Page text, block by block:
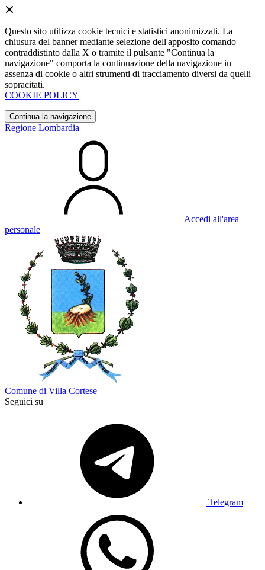
Questo sito utilizza cookie tecnici e statistici anonimizzati. La
chiusura del banner mediante selezione dell'apposito comando
contraddistinto dalla X o tramite il pulsante "Continua la
navigazione" comporta la continuazione della navigazione in
assenza di cookie o altri strumenti di tracciamento diversi da quelli
sopracitati.
COOKIE POLICY
Continua la navigazione
Regione Lombardia
Accedi all'area
personale
Comune di Villa Cortese
Seguici su
Telegram